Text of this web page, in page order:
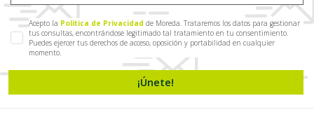
Acepto la Política de Privacidad de Moreda. Trataremos los datos para gestionar
tus consultas, encontrándose legitimado tal tratamiento en tu consentimiento.
Puedes ejercer tus derechos de acceso, oposición y portabilidad en cualquier
momento.
¡Únete!